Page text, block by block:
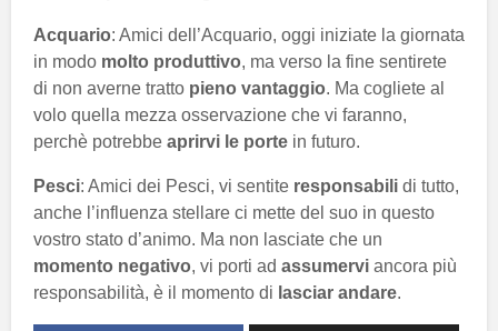
Acquario: Amici dell’Acquario, oggi iniziate la giornata
in modo molto produttivo, ma verso la fine sentirete
di non averne tratto pieno vantaggio. Ma cogliete al
volo quella mezza osservazione che vi faranno,
perchè potrebbe aprirvi le porte in futuro.
Pesci: Amici dei Pesci, vi sentite responsabili di tutto,
anche l’influenza stellare ci mette del suo in questo
vostro stato d’animo. Ma non lasciate che un
momento negativo, vi porti ad assumervi ancora più
responsabilità, è il momento di lasciar andare.